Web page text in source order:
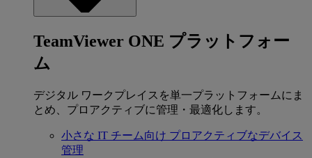
TeamViewer ONE プラットフォー
ム
デジタル ワークプレイスを単一プラットフォームにま
とめ、プロアクティブに管理・最適化します。
小さな IT チーム向け プロアクティブなデバイス
管理